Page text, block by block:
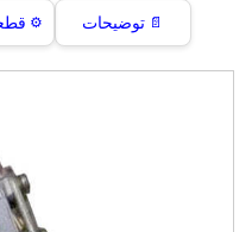
📄 توضیحات ⚙️